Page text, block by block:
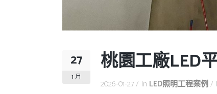
27
1 月
桃園工廠LED
2026-01-27 In LED照明工程案例